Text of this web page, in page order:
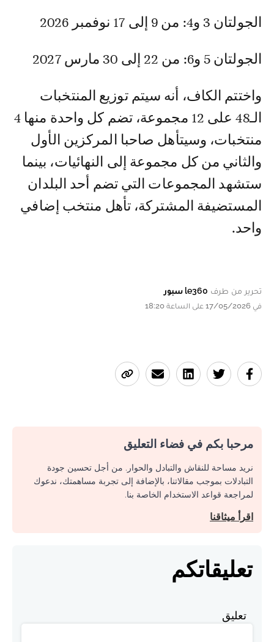
الجولتان 3 و4: من 9 إلى 17 نوفمبر 2026
الجولتان 5 و6: من 22 إلى 30 مارس 2027
واختتم الكاف، أنه سيتم توزيع المنتخبات
الـ48 على 12 مجموعة، تضم كل واحدة منها 4
منتخبات، وسيتأهل صاحبا المركزين الأول
والثاني من كل مجموعة إلى النهائيات، بينما
ستشهد المجموعات التي تضم أحد البلدان
المستضيفة المشتركة، تأهل منتخب إضافي
واحد.
تحرير من طرف le360 سبور
في 17/05/2026 على الساعة 18:20
مرحبا بكم في فضاء التعليق
نريد مساحة للنقاش والتبادل والحوار. من أجل تحسين جودة
التبادلات بموجب مقالاتنا، بالإضافة إلى تجربة مساهمتك، ندعوك
لمراجعة قواعد الاستخدام الخاصة بنا.
اقرأ ميثاقنا
تعليقاتكم
تعليق